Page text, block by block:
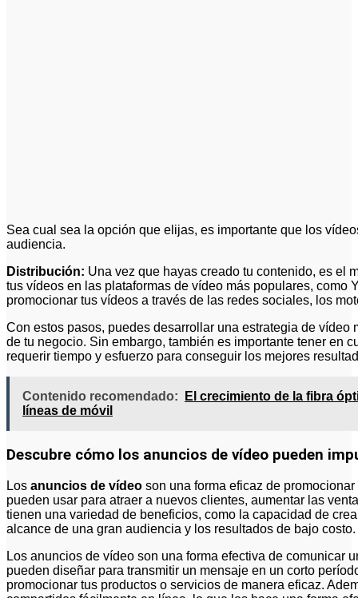
Sea cual sea la opción que elijas, es importante que los
audiencia.
Distribución: Una vez que hayas creado tu contenido, es el
tus vídeos en las plataformas de vídeo más populares, como
promocionar tus vídeos a través de las redes sociales, los
Con estos pasos, puedes desarrollar una estrategia de
de tu negocio. Sin embargo, también es importante tener en
requerir tiempo y esfuerzo para conseguir los mejores
Contenido recomendado:
El crecimiento de la fibra
líneas de móvil
Descubre cómo los anuncios de vídeo pueden
Los anuncios de vídeo son una forma eficaz de
pueden usar para atraer a nuevos clientes, aumentar las
tienen una variedad de beneficios, como la capacidad de
alcance de una gran audiencia y los resultados de bajo costo.
Los anuncios de vídeo son una forma efectiva de comunicar
pueden diseñar para transmitir un mensaje en un corto
promocionar tus productos o servicios de manera eficaz.